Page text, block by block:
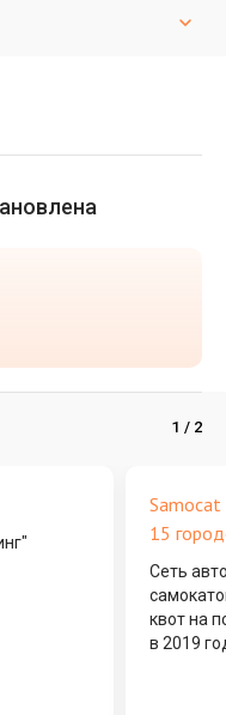
Samocat
15
Сеть
квот на
в 2019